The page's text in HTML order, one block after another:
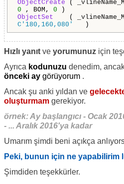
ObjectCreate (
0 , BOM, 0 )
ObjectSet (
C'180,160,080'
)
Hızlı yanıt ve yorumunuz için
Ayrıca kodunuzu denedim,
önceki ay görüyorum .
Ancak şu anki yıldan ve
oluşturmam gerekiyor.
örnek: Ay başlangıcı - Ocak
- ... Aralık 2016'ya kadar
Umarım şimdi beni açıkça
Peki, bunun için ne yapabilirim
Şimdiden teşekkürler.